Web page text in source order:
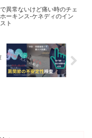
異常ないけど痛い時のチェ
ーキンス-ケネディのイン
ト